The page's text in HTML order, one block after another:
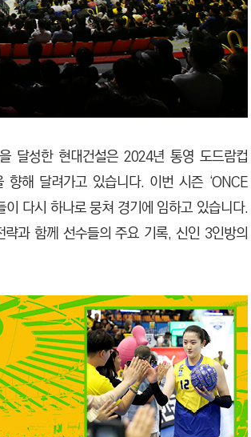
달성한 현대건설은 2024년 통영 도드람컵
해 달려가고 있습니다. 이번 시즌 ‘ONCE
다시 하나로 뭉쳐 경기에 임하고 있습니다.
과 함께 선수들의 주요 기록, 신인 3인방의